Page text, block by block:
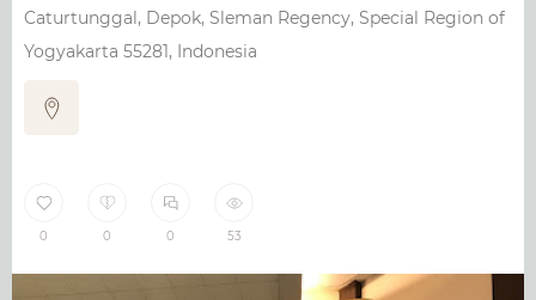
Caturtunggal, Depok, Sleman Regency, Special Region of
Yogyakarta 55281, Indonesia
0 0 0 53